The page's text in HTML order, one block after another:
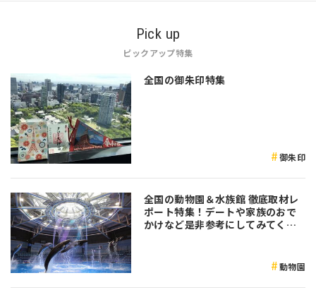
Pick up
ピックアップ特集
全国の御朱印特集
御朱印
全国の動物園＆水族館 徹底取材レ
ポート特集！デートや家族のおで
かけなど是非参考にしてみてくだ
動物園